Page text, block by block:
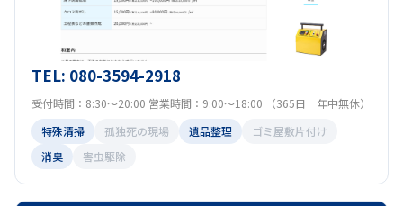
TEL: 080-3594-2918
受付時間：8:30～20:00 営業時間：9:00～18:00 （365日 年中無休）
特殊清掃
孤独死の現場 遺品整理
ゴミ屋敷片付け
消臭
害虫駆除